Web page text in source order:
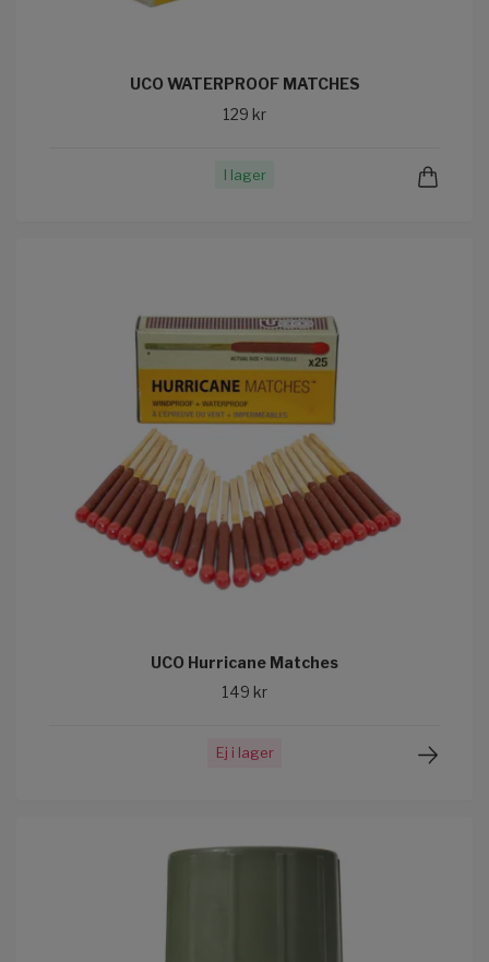
UCO WATERPROOF MATCHES
129 kr
I lager
UCO Hurricane Matches
149 kr
Ej i lager